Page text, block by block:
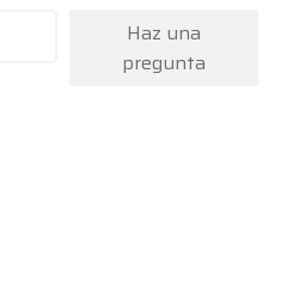
Haz una
pregunta